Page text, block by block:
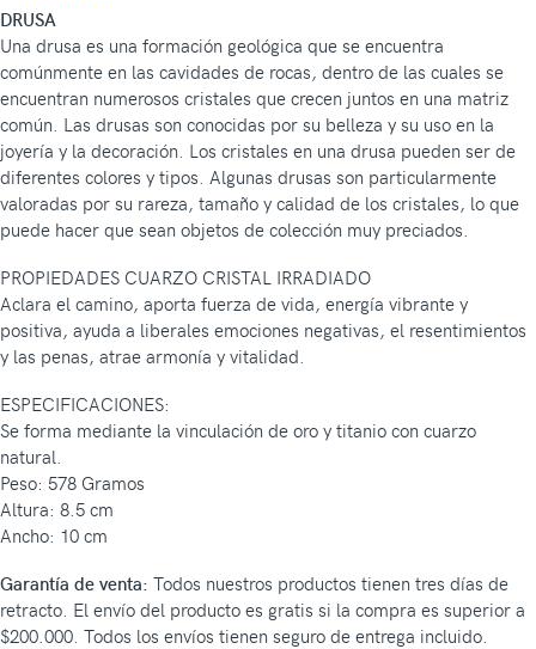
DRUSA
Una drusa es una formación geológica que se encuentra
comúnmente en las cavidades de rocas, dentro de las cuales se
encuentran numerosos cristales que crecen juntos en una matriz
común. Las drusas son conocidas por su belleza y su uso en la
joyería y la decoración. Los cristales en una drusa pueden ser de
diferentes colores y tipos. Algunas drusas son particularmente
valoradas por su rareza, tamaño y calidad de los cristales, lo que
puede hacer que sean objetos de colección muy preciados.
PROPIEDADES CUARZO CRISTAL IRRADIADO
Aclara el camino, aporta fuerza de vida, energía vibrante y
positiva, ayuda a liberales emociones negativas, el resentimientos
y las penas, atrae armonía y vitalidad.
ESPECIFICACIONES:
Se forma mediante la vinculación de oro y titanio con cuarzo
natural.
Peso: 578 Gramos
Altura: 8.5 cm
Ancho: 10 cm
Garantía de venta: Todos nuestros productos tienen tres días de
retracto. El envío del producto es gratis si la compra es superior a
$200.000. Todos los envíos tienen seguro de entrega incluido.